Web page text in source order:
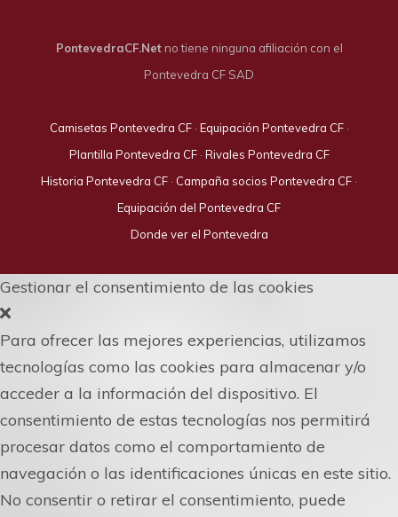
PontevedraCF.Netno tiene ninguna afiliación con el
Pontevedra CF SAD
Camisetas Pontevedra CF· Equipación Pontevedra CF·
Plantilla Pontevedra CF· Rivales Pontevedra CF
Historia Pontevedra CF · Campaña socios Pontevedra CF ·
Equipación del Pontevedra CF
Donde ver el Pontevedra
Gestionar el consentimiento de las cookies
Para ofrecer las mejores experiencias, utilizamos
tecnologías como las cookies para almacenar y/o
acceder a la información del dispositivo. El
consentimiento de estas tecnologías nos permitirá
procesar datos como el comportamiento de
navegación o las identificaciones únicas en este sitio.
No consentir o retirar el consentimiento, puede